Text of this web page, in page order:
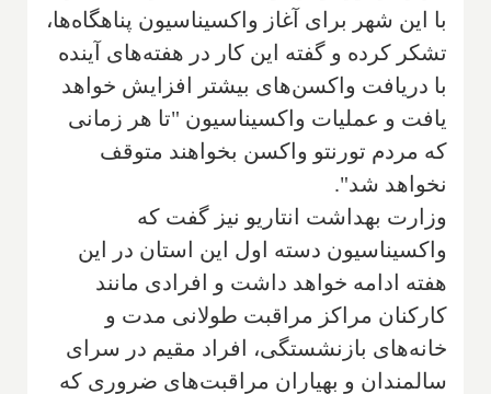
با این شهر برای آغاز واکسیناسیون پناهگاه‌ها،
تشکر کرده و گفته این کار در هفته‌های آینده
با دریافت واکسن‌های بیشتر افزایش خواهد
یافت و عملیات واکسیناسیون "تا هر زمانی
که مردم تورنتو واکسن بخواهند متوقف
نخواهد شد".
وزارت بهداشت انتاریو نیز گفت که
واکسیناسیون دسته اول این استان در این
هفته ادامه خواهد داشت و افرادی مانند
کارکنان مراکز مراقبت طولانی مدت و
خانه‌های بازنشستگی، افراد مقیم در سرای
سالمندان و بهیاران مراقبت‌های ضروری که